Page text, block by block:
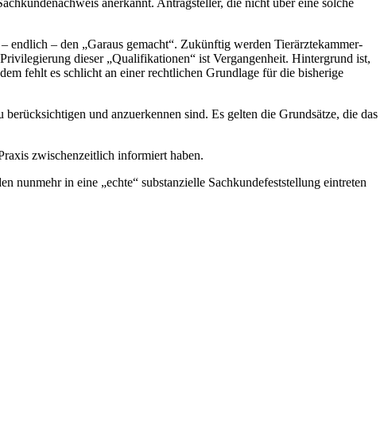
anerkannt. Antragsteller, die nicht über eine solche
endlich – den „Garaus gemacht“. Zukünftig werden Tierärztekammer-
dieser „Qualifikationen“ ist Vergangenheit. Hintergrund ist,
fehlt es schlicht an einer rechtlichen Grundlage für die bisherige
und anzuerkennen sind. Es gelten die Grundsätze, die das
zwischenzeitlich informiert haben.
nunmehr in eine „echte“ substanzielle Sachkundefeststellung eintreten